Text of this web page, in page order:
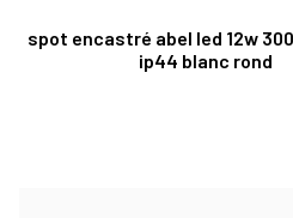
spot encastré abel led 12w
ip44 blanc rond